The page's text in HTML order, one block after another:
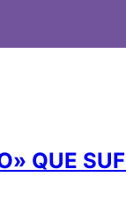
QUE